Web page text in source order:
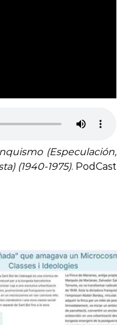
(Especulación,
(1940-1975). PodCast